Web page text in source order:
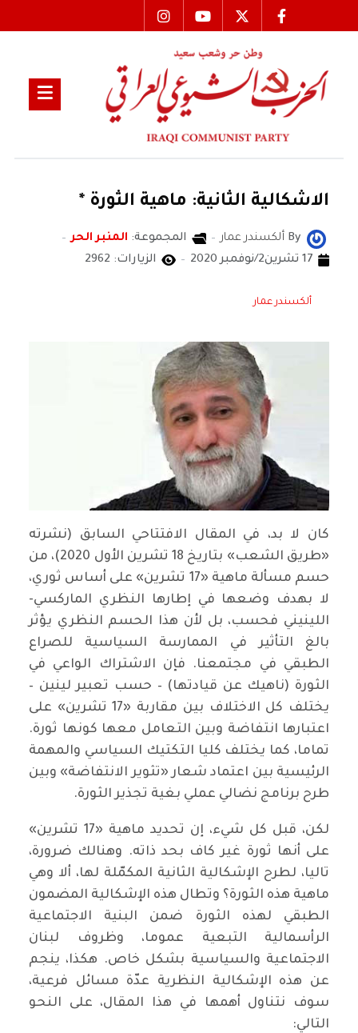
الاشكالية الثانية: ماهية الثورة *
By ألكسندر عمار المجموعة: المنبر الحر
17 تشرين2/نوفمبر 2020
الزيارات: 2962
ألكسندر عمار
كان لا بد، في المقال الافتتاحي السابق (نشرته
«طريق الشعب» بتاريخ 18 تشرين الأول 2020)، من
حسم مسألة ماهية «17 تشرين» على أساس ثوري،
لا بهدف وضعها في إطارها النظري الماركسي-
اللينيني فحسب، بل لأن هذا الحسم النظري يؤثر
بالغ التأثير في الممارسة السياسية للصراع
الطبقي في مجتمعنا. فإن الاشتراك الواعي في
الثورة (ناهيك عن قيادتها) – حسب تعبير لينين –
يختلف كل الاختلاف بين مقاربة «17 تشرين» على
اعتبارها انتفاضة وبين التعامل معها كونها ثورة.
تماما، كما يختلف كليا التكتيك السياسي والمهمة
الرئيسية بين اعتماد شعار «تثوير الانتفاضة» وبين
طرح برنامج نضالي عملي بغية تجذير الثورة.
لكن، قبل كل شيء، إن تحديد ماهية «17 تشرين»
على أنها ثورة غير كاف بحد ذاته. وهنالك ضرورة،
تاليا، لطرح الإشكالية الثانية المكمّلة لها، ألا وهي
ماهية هذه الثورة؟ وتطال هذه الإشكالية المضمون
الطبقي لهذه الثورة ضمن البنية الاجتماعية
الرأسمالية التبعية عموما، وظروف لبنان
الاجتماعية والسياسية بشكل خاص. هكذا، ينجم
عن هذه الإشكالية النظرية عدّة مسائل فرعية،
سوف نتناول أهمها في هذا المقال، على النحو
التالي: